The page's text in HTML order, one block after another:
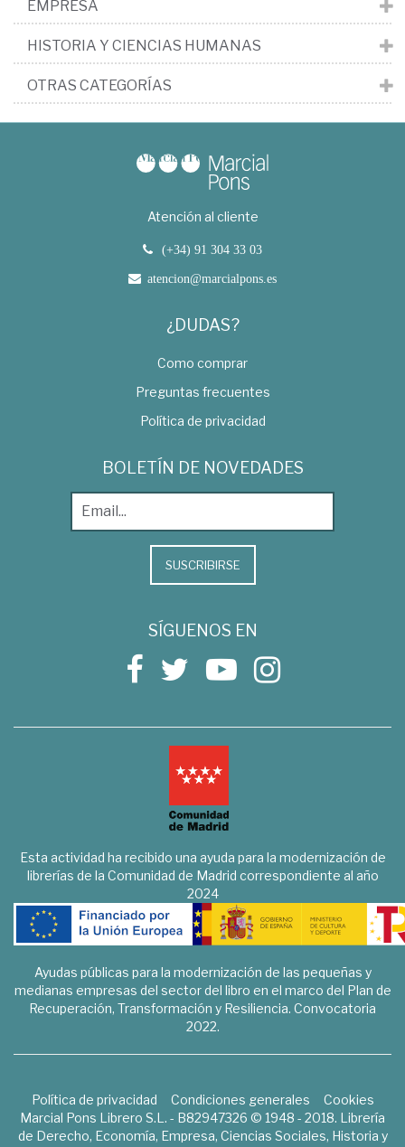
EMPRESA
HISTORIA Y CIENCIAS HUMANAS
OTRAS CATEGORÍAS
Atención al cliente
(+34) 91 304 33 03
atencion@marcialpons.es
¿DUDAS?
Como comprar
Preguntas frecuentes
Política de privacidad
BOLETÍN DE NOVEDADES
SUSCRIBIRSE
SÍGUENOS EN
Esta actividad ha recibido una ayuda para la modernización de
librerías de la Comunidad de Madrid correspondiente al año
2024
Ayudas públicas para la modernización de las pequeñas y
medianas empresas del sector del libro en el marco del Plan de
Recuperación, Transformación y Resiliencia. Convocatoria
2022.
Política de privacidad Condiciones generales
Cookies
Marcial Pons Librero S.L. - B82947326 © 1948 - 2018. Librería
de Derecho, Economía, Empresa, Ciencias Sociales, Historia y